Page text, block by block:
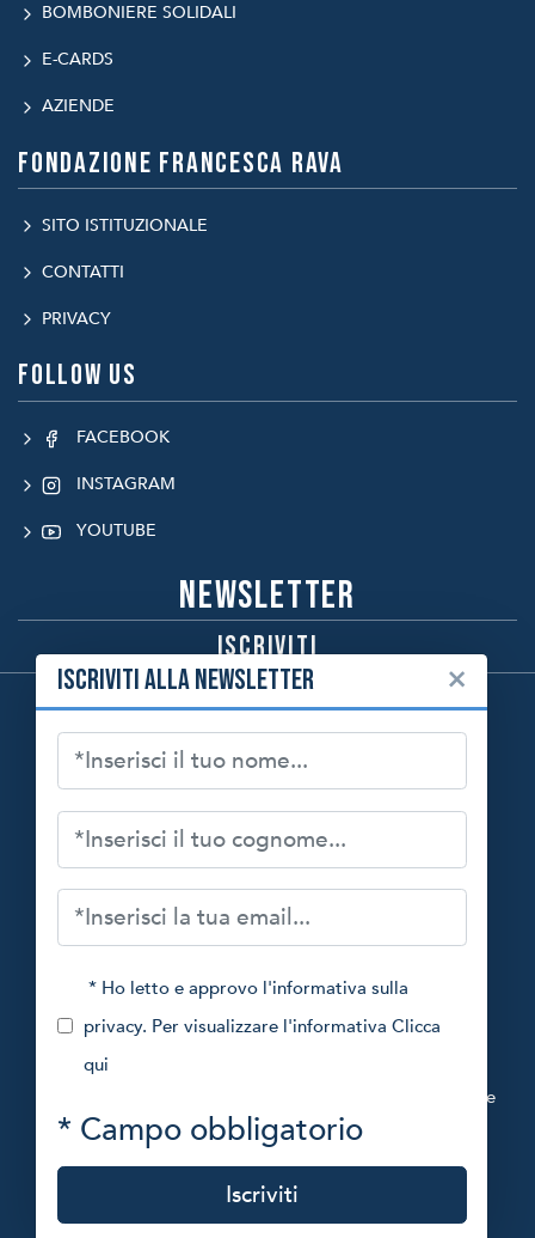
BOMBONIERE SOLIDALI
E-CARDS
AZIENDE
Fondazione Francesca Rava
SITO ISTITUZIONALE
CONTATTI
PRIVACY
Follow us
FACEBOOK
INSTAGRAM
YOUTUBE
Newsletter
Iscriviti
Fondazione Francesca Rava - NPH Italia ETS
Codice Fiscale
97264070158
info@nph-italia.org
Powered by myDonor®
Iscriviti alla newsletter ×
* Ho letto e approvo l'informativa sulla
privacy. Per visualizzare l'informativa Clicca
qui
* Campo obbligatorio
Iscriviti